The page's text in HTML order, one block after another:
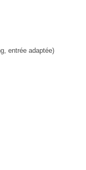
entrée adaptée)